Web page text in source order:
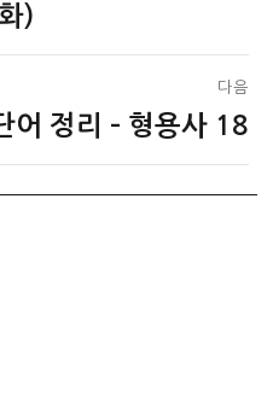
)
다음
어 정리 – 형용사 18